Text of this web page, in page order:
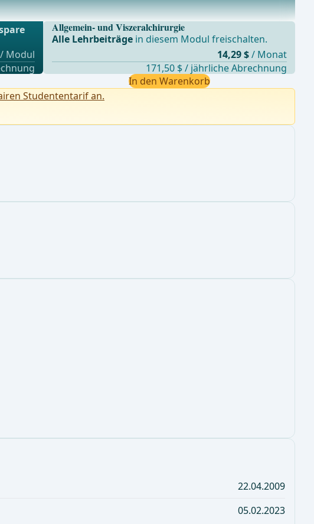
22.04.2009
05.02.2023
Modul
Allgemein- und Viszeralchirurgie
Alle Lehrbeiträgein diesem Modul freischalten.
14,29 $ / Monat
171,50 $ / jährliche Abrechnung
In den Warenkorb
Studententarif an.